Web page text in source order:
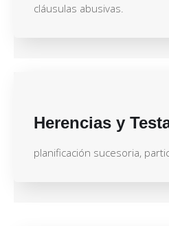
cláusulas abusivas.
Herencias y
planificación sucesoria,